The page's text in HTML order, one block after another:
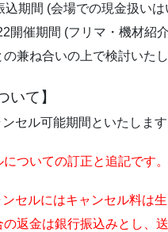
込期間 (会場での現金扱い
開催期間 (フリマ・機材紹
の兼ね合いの上で検討いた
いて】
ンセル可能期間といたしま
ついての訂正と追記です
ンセルにはキャンセル料は
の返金は銀行振込みとし、